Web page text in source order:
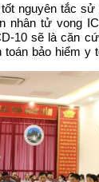
nguyên tắc sử
nhân tử vong
10 sẽ là căn
toán bảo hiểm y